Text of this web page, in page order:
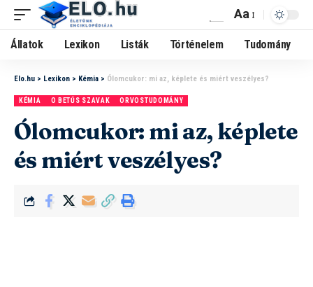
Aa
Állatok Lexikon Listák Történelem Tudomány
Elo.hu > Lexikon > Kémia > Ólomcukor: mi az, képlete és miért veszélyes?
KÉMIA O BETŰS SZAVAK ORVOSTUDOMÁNY
Ólomcukor: mi az, képlete
és miért veszélyes?